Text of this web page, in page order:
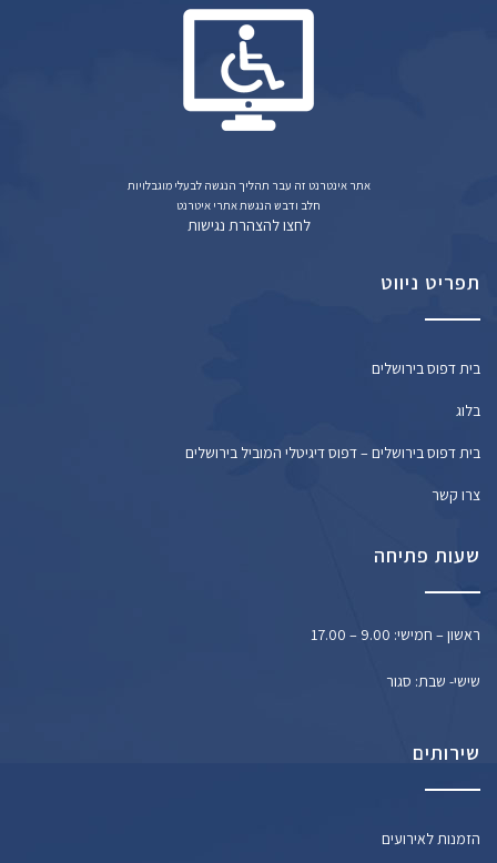
אתר אינטרנט זה עבר תהליך הנגשה לבעלי מוגבלויות
חלב ודבש הנגשת אתרי איטרנט
לחצו להצהרת נגישות
תפריט ניווט
בית דפוס בירושלים
בלוג
בית דפוס בירושלים – דפוס דיגיטלי המוביל בירושלים
צרו קשר
שעות פתיחה
ראשון – חמישי: 9.00 – 17.00
שישי- שבת: סגור
שירותים
הזמנות לאירועים